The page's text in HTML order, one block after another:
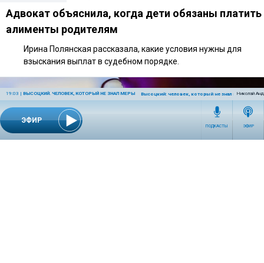
ЭФИР
19:03 | ВЫСОЦКИЙ. ЧЕЛОВЕК, КОТОРЫЙ НЕ ЗНАЛ МЕРЫ Высоцкий: человек, который не знал меры (часть
Николай
ПОДКАСТЫ ЭФИР
Адвокат объяснила, когда дети обязаны платить
алименты родителям
Ирина Полянская рассказала, какие условия нужны для
взыскания выплат в судебном порядке.